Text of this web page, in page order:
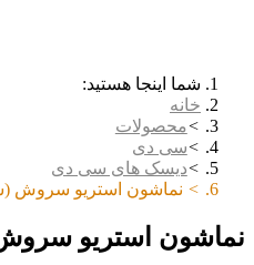
شما اینجا هستید:
خانه
محصولات
سی دی
دیسک های سی دی
نماشون استریو سروش
نماشون استریو